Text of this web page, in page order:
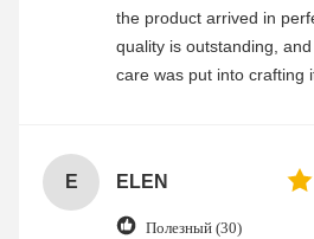
the product arrived in
quality is outstanding,
care was put into crafting
E ELEN
Полезный (30)